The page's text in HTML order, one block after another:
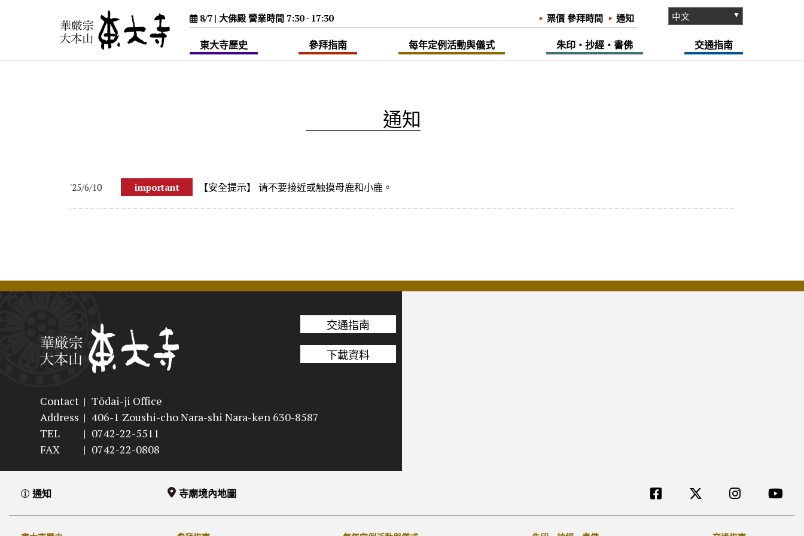
8/7 | 大佛殿 營業時間 7:30 - 17:30 票價 參拜時間 通知
東大寺歷史 參拜指南 每年定例活動與儀式 朱印・抄經・書佛 交通指南
通知
'25/6/10 important 【安全提示】 请不要接近或触摸母鹿和小鹿。
Contact | Tōdai-ji Office
Address | 406-1 Zoushi-cho Nara-shi Nara-ken 630-8587
TEL
| 0742-22-5511
FAX
| 0742-22-0808
交通指南
下載資料
通知 寺廟境內地圖
[TW]外部リンク他